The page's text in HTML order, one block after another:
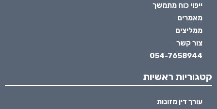
ייפוי כוח מתמשך
מאמרים
ממליצים
צור קשר
054-7658944
קטגוריות ראשיות
עורך דין מזונות